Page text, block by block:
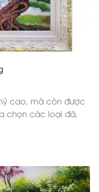
cao, mà còn được
chọn các loại đá,